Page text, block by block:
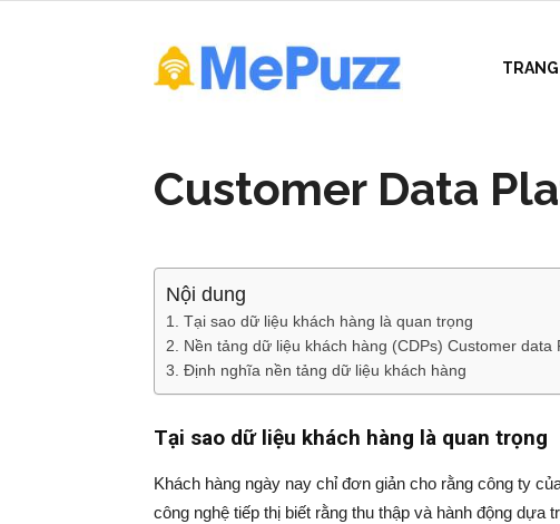
CRM,
Marketing,
Customer Data
Nội dung
Tại sao dữ liệu khách hàng
Nền tảng dữ liệu khách hàng (CDPs) Customer data
Định nghĩa nền tảng dữ liệu khách hàng
Tại sao dữ liệu khách
Khách hàng ngày nay chỉ đơn giản cho rằng công ty
công nghệ tiếp thị biết rằng thu thập và hành động